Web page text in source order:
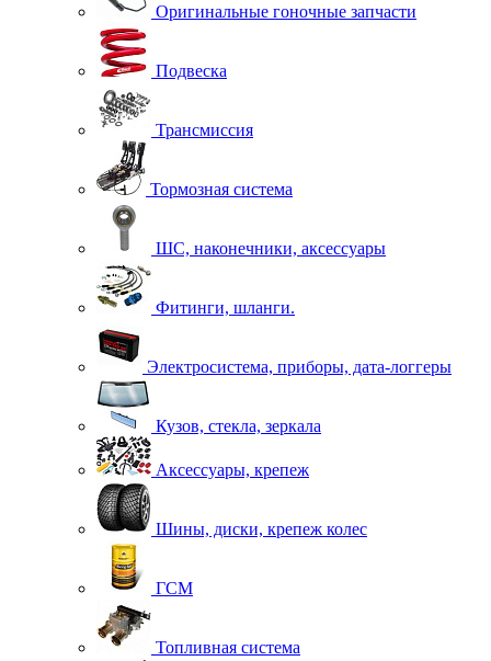
Оригинальные гоночные запчасти
Подвеска
Трансмиссия
Тормозная система
ШС, наконечники, аксессуары
Фитинги, шланги.
Электросистема, приборы, дата-логгеры
Кузов, стекла, зеркала
Аксессуары, крепеж
Шины, диски, крепеж колес
ГСМ
Топливная система